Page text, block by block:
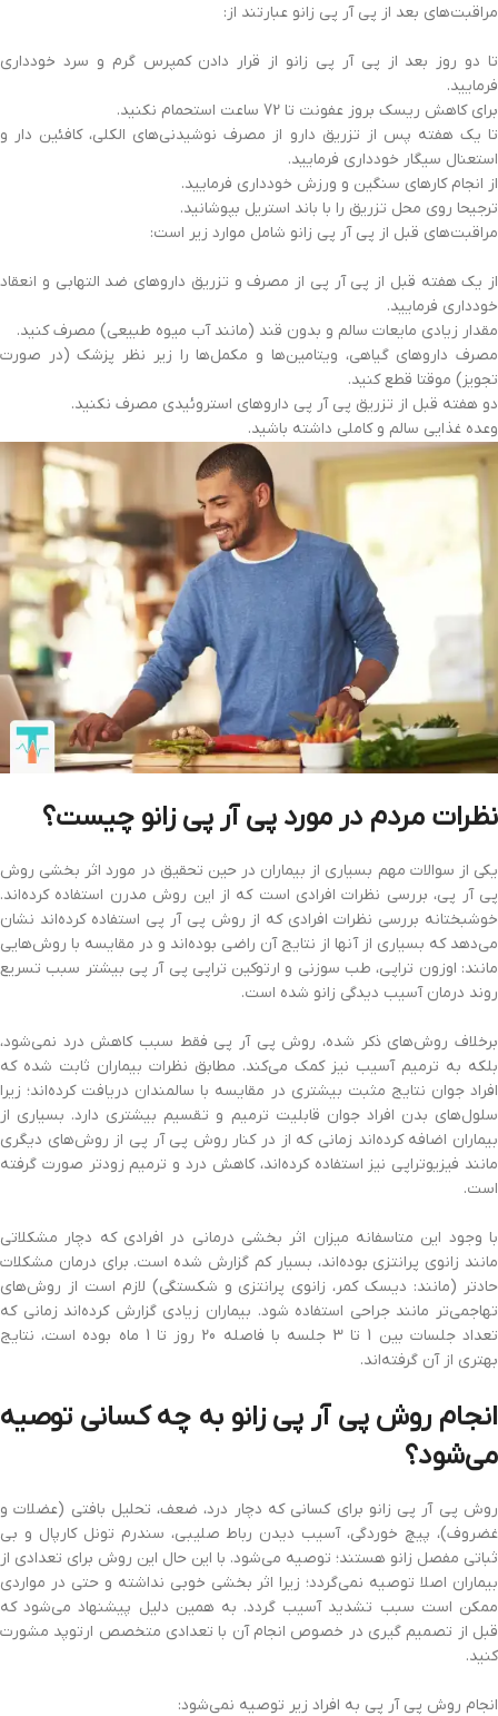
مراقبت‌های بعد از پی آر پی زانو عبارتند از:
تا دو روز بعد از پی آر پی زانو از قرار دادن کمپرس گرم و سرد خودداری
فرمایید.
برای کاهش ریسک بروز عفونت تا 72 ساعت استحمام نکنید.
تا یک هفته پس از تزریق دارو از مصرف نوشیدنی‌های الکلی، کافئین دار و
استعنال سیگار خودداری فرمایید.
از انجام کارهای سنگین و ورزش خودداری فرمایید.
ترجیحا روی محل تزریق را با باند استریل بپوشانید.
مراقبت‌های قبل از پی آر پی زانو شامل موارد زیر است:
از یک هفته قبل از پی آر پی از مصرف و تزریق داروهای ضد التهابی و انعقاد
خودداری فرمایید.
مقدار زیادی مایعات سالم و بدون قند (مانند آب میوه طبیعی) مصرف کنید.
مصرف داروهای گیاهی، ویتامین‌ها و مکمل‌ها را زیر نظر پزشک (در صورت
تجویز) موقتا قطع کنید.
دو هفته قبل از تزریق پی آر پی داروهای استروئیدی مصرف نکنید.
وعده غذایی سالم و کاملی داشته باشید.
نظرات مردم در مورد پی آر پی زانو چیست؟
یکی از سوالات مهم بسیاری از بیماران در حین تحقیق در مورد اثر بخشی روش
پی آر پی، بررسی نظرات افرادی است که از این روش مدرن استفاده کرده‌اند.
خوشبختانه بررسی نظرات افرادی که از روش پی آر پی استفاده کرده‌اند نشان
می‌دهد که بسیاری از آنها از نتایج آن راضی بود‌ه‌اند و در مقایسه با روش‌هایی
مانند: اوزون تراپی، طب سوزنی و ارتوکین تراپی پی آر پی بیشتر سبب تسریع
روند درمان آسیب دیدگی زانو شده است.
برخلاف روش‌های ذکر شده، روش پی آر پی فقط سبب کاهش درد نمی‌شود،
بلکه به ترمیم آسیب نیز کمک می‌کند. مطابق نظرات بیماران ثابت شده که
افراد جوان نتایج مثبت بیشتری در مقایسه با سالمندان دریافت کرده‌اند؛ زیرا
سلول‌های بدن افراد جوان قابلیت ترمیم و تقسیم بیشتری دارد. بسیاری از
بیماران اضافه کرده‌اند زمانی که از در کنار روش پی آر پی از روش‌های دیگری
مانند فیزیوتراپی نیز استفاده کرده‌اند، کاهش درد و ترمیم زودتر صورت گرفته
است.
با وجود این متاسفانه میزان اثر بخشی درمانی در افرادی که دچار مشکلاتی
مانند زانوی پرانتزی بوده‌اند، بسیار کم گزارش شده است. برای درمان مشکلات
حادتر (مانند: دیسک کمر، زانوی پرانتزی و شکستگی) لازم است از روش‌های
تهاجمی‌تر مانند جراحی استفاده شود. بیماران زیادی گزارش کرده‌اند زمانی که
تعداد جلسات بین 1 تا 3 جلسه با فاصله 20 روز تا 1 ماه بوده است، نتایج
بهتری از آن گرفته‌اند.
انجام روش پی آر پی زانو به چه کسانی توصیه
می‌شود؟
روش پی آر پی زانو برای کسانی که دچار درد، ضعف، تحلیل بافتی (عضلات و
غضروف)، پیچ خوردگی، آسیب دیدن رباط صلیبی، سندرم تونل کارپال و بی
ثباتی مفصل زانو هستند؛ توصیه می‌شود. با این حال این روش برای تعدادی از
بیماران اصلا توصیه نمی‌گردد؛ زیرا اثر بخشی خوبی نداشته و حتی در مواردی
ممکن است سبب تشدید آسیب گردد. به همین دلیل پیشنهاد می‌شود که
قبل از تصمیم گیری در خصوص انجام آن با تعدادی متخصص ارتوپد مشورت
کنید.
انجام روش پی آر پی به افراد زیر توصیه نمی‌شود: